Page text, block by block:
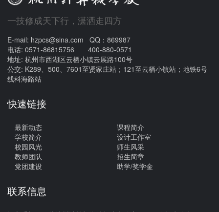
一技修成天下行，潇洒走四方
E-mail: hzpcs@sina.com QQ：869987
电话: 0571-86815756 400-880-0571
地址: 杭州市西湖区云栖小镇云展路100号
公交: K289、500、7601至贤家庄站；121至云栖小镇站；地铁6号
线科海路站
快速链接
最新动态
学校简介
校园风光
教师团队
党团建设
课程简介
设计工作室
师生风采
招生简章
助学/奖学金
联系信息